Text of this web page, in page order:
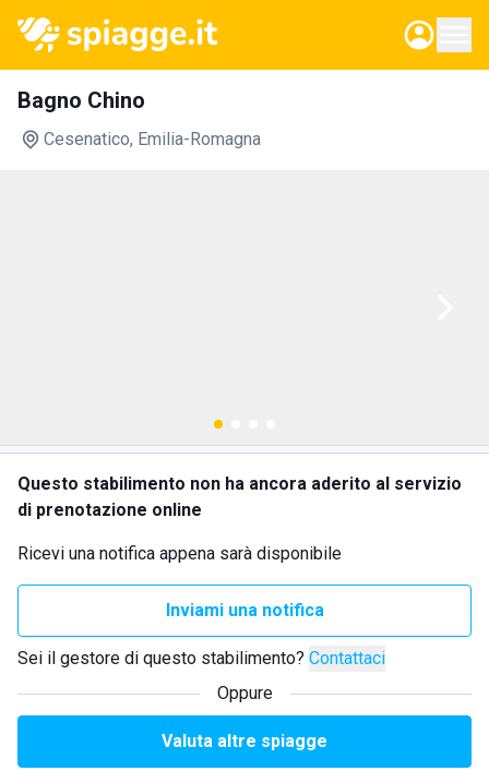
Bagno Chino
Cesenatico, Emilia-Romagna
Questo stabilimento non ha ancora aderito al servizio
di prenotazione online
Ricevi una notifica appena sarà disponibile
Inviami una notifica
Sei il gestore di questo stabilimento? Contattaci
Oppure
Valuta altre spiagge